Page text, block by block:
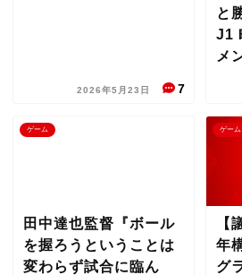
2026年5月23日 7
と
J1
メ
ゲーム
田中達也監督『ボール
を握ろうということは
変わらず試合に臨ん
ゲーム
【
年
グ